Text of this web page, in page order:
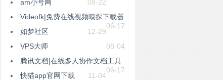
am小号网
08-22
Videofk|免费在线视频嗅探下载器
06-17
如梦社区
12-29
VPS大师
08-04
腾讯文档|在线多人协作文档工具
06-17
快猫app官网下载
11-04